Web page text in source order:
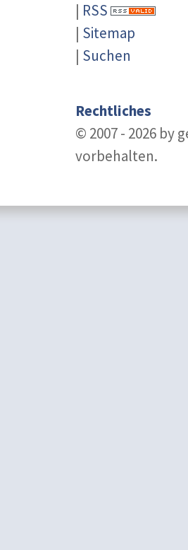
| RSS
| Sitemap
| Suchen
Rechtliches
© 2007 - 2026 by
vorbehalten.